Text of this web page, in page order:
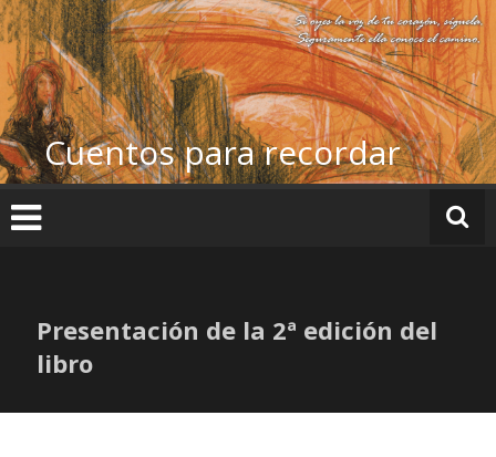
Ir
al
contenido
Cuentos para recordar
Presentación de la 2ª edición del
libro